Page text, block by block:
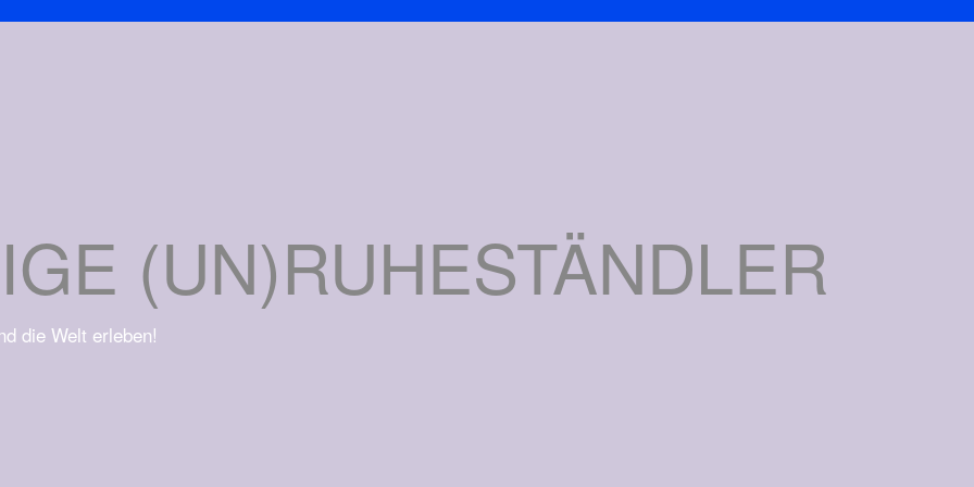
(UN)RUHESTÄNDLER
die Welt erleben!